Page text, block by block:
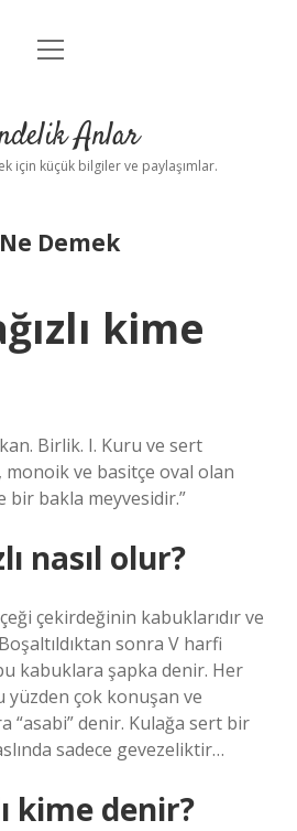
Anasayfa
Yasal Uyarı
menüyü
Anlar
için küçük bilgiler ve paylaşımlar.
Demek
kime
Birlik. I. Kuru ve sert
monoik ve basitçe oval olan
bir bakla meyvesidir.”
nasıl olur?
çekirdeğinin kabuklarıdır ve
Boşaltıldıktan sonra V harfi
kabuklara şapka denir. Her
yüzden çok konuşan ve
“asabi” denir. Kulağa sert bir
sadece gevezeliktir…
kime denir?